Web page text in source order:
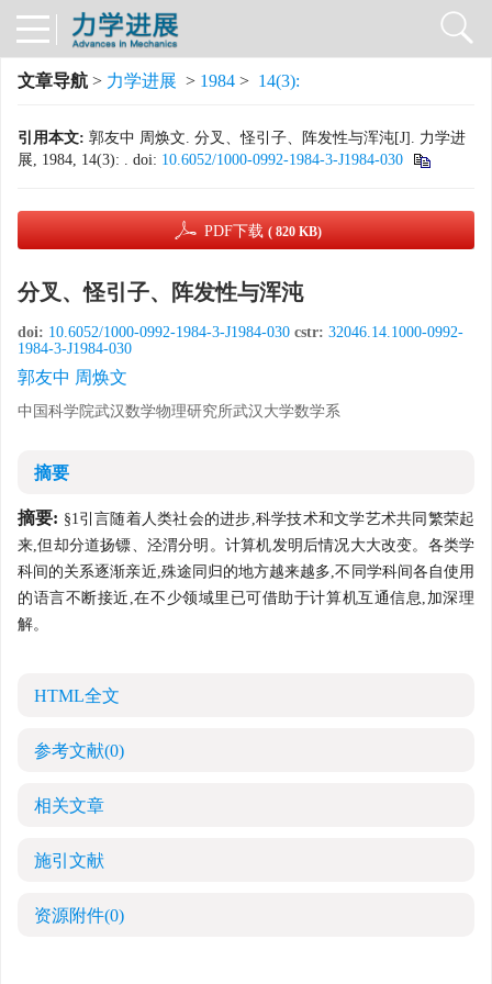
文章导航 > 力学进展 > 1984 > 14(3):
引用本文: 郭友中 周焕文. 分叉、怪引子、阵发性与浑沌[J]. 力学进
展, 1984, 14(3): . doi: 10.6052/1000-0992-1984-3-J1984-030
PDF下载 ( 820 KB)
分叉、怪引子、阵发性与浑沌
doi: 10.6052/1000-0992-1984-3-J1984-030 cstr: 32046.14.1000-0992-
1984-3-J1984-030
郭友中 周焕文
中国科学院武汉数学物理研究所武汉大学数学系
摘要
摘要: §1引言随着人类社会的进步,科学技术和文学艺术共同繁荣起
来,但却分道扬镖、泾渭分明。计算机发明后情况大大改变。各类学
科间的关系逐渐亲近,殊途同归的地方越来越多,不同学科间各自使用
的语言不断接近,在不少领域里已可借助于计算机互通信息,加深理
解。
HTML全文
参考文献(0)
相关文章
施引文献
资源附件(0)